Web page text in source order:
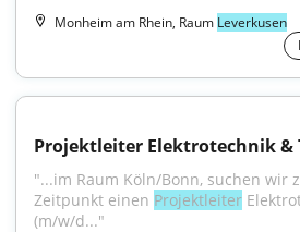
Monheim am Rhein, Raum Leverkusen
Projektleiter Elektrotechnik &
"...im Raum Köln/Bonn, suchen wir
Zeitpunkt einen Projektleiter
(m/w/d..."